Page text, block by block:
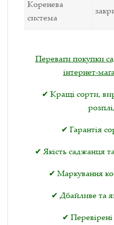
Коренева
система
Переваги покупки
інтернет-
✔ Кращі сорти,
✔ Гарантія
✔ Якість саджанця
✔ Маркування
✔ Дбайливе та
✔